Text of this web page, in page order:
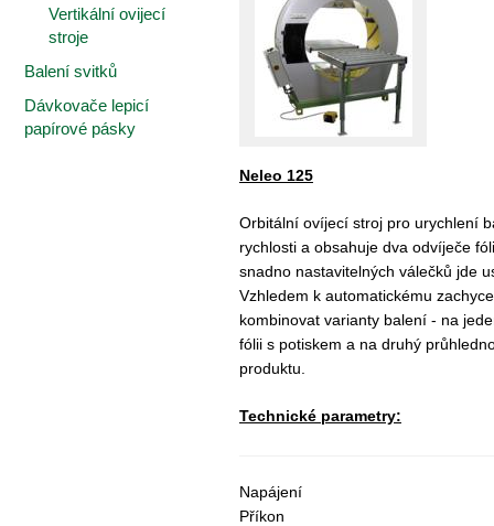
Vertikální ovijecí
stroje
Balení svitků
Dávkovače lepicí
papírové pásky
Neleo 125
Orbitální ovíjecí stroj pro urychlení
rychlosti a obsahuje dva odvíječe
snadno nastavitelných válečků jde
Vzhledem k automatickému
kombinovat varianty balení - na
fólii s potiskem a na druhý
produktu.
Technické parametry:
Napájení
Příkon